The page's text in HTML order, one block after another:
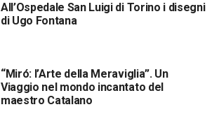
All’Ospedale San Luigi di Torino i disegni
di Ugo Fontana
“Miró: l’Arte della Meraviglia”. Un
Viaggio nel mondo incantato del
maestro Catalano